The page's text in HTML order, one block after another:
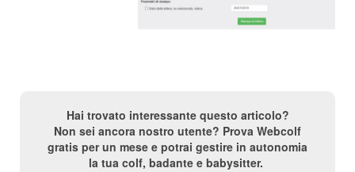
Hai trovato interessante questo articolo?
Non sei ancora nostro utente? Prova Webcolf
gratis per un mese e potrai gestire in autonomia
la tua colf, badante e babysitter.